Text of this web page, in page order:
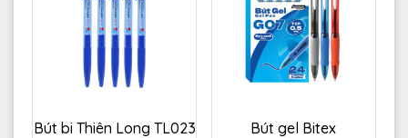
Bút bi Thiên Long TL023 Bút gel Bitex